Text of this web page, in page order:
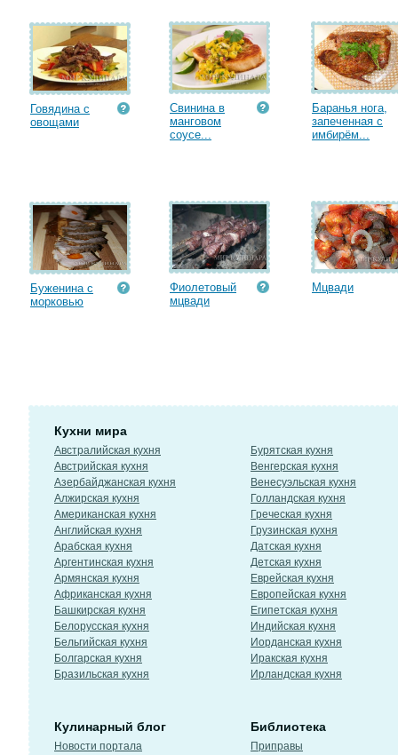
Говядина с
овощами
Свинина в
манговом
соусе...
Баранья нога,
запеченная с
имбирём...
Буженина с
морковью
Фиолетовый
мцвади
Мцвади
Кухни мира
Австралийская кухня
Австрийская кухня
Азербайджанская кухня
Алжирская кухня
Американская кухня
Английская кухня
Арабская кухня
Аргентинская кухня
Армянская кухня
Африканская кухня
Башкирская кухня
Белорусская кухня
Бельгийская кухня
Болгарская кухня
Бразильская кухня
Бурятская кухня
Венгерская кухня
Венесуэльская кухня
Голландская кухня
Греческая кухня
Грузинская кухня
Датская кухня
Детская кухня
Еврейская кухня
Европейская кухня
Египетская кухня
Индийская кухня
Иорданская кухня
Иракская кухня
Ирландская кухня
Кулинарный блог
Новости портала
Библиотека
Приправы